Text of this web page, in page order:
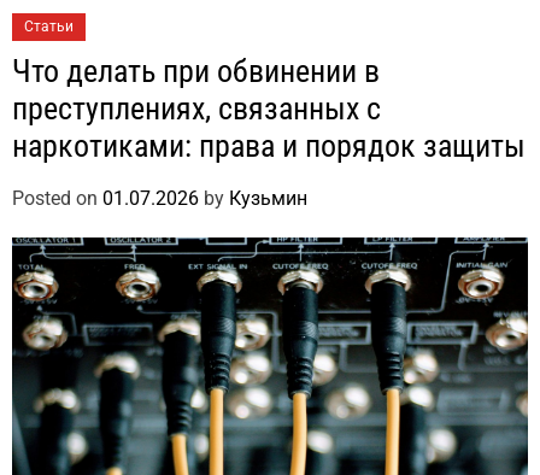
Статьи
Что делать при обвинении в
преступлениях, связанных с
наркотиками: права и порядок защиты
Posted on 01.07.2026 by Кузьмин